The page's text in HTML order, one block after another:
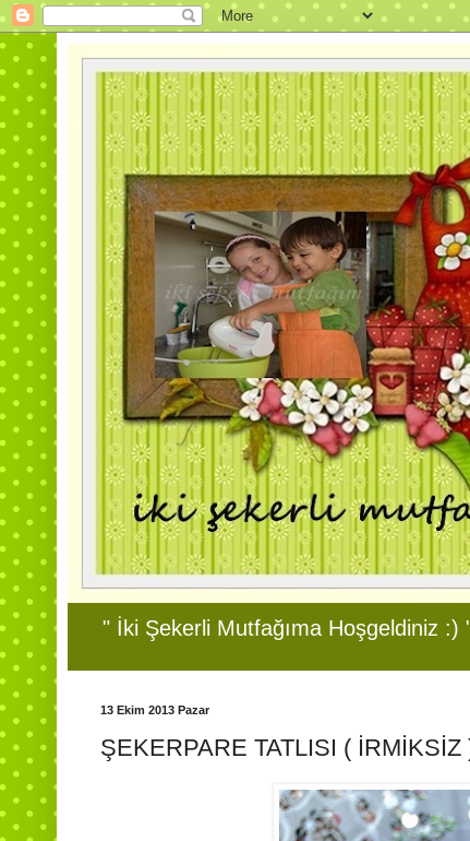
" İki Şekerli Mutfağıma Hoşgeldiniz :)
13 Ekim 2013 Pazar
ŞEKERPARE TATLISI ( İRMİKSİZ